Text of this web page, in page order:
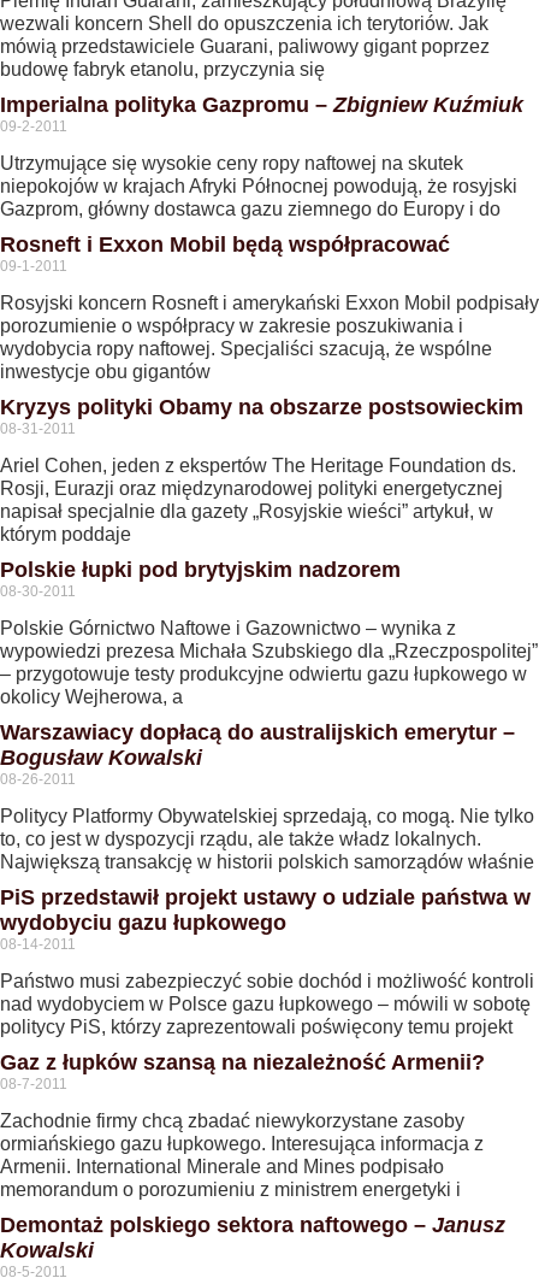
wezwali koncern Shell do opuszczenia ich terytoriów. Jak
mówią przedstawiciele Guarani, paliwowy gigant poprzez
budowę fabryk etanolu, przyczynia się
Imperialna polityka Gazpromu –Zbigniew Kuźmiuk
09-2-2011
Utrzymujące się wysokie ceny ropy naftowej na skutek
niepokojów w krajach Afryki Północnej powodują, że rosyjski
Gazprom, główny dostawca gazu ziemnego do Europy i do
Rosneft i Exxon Mobil będą współpracować
09-1-2011
Rosyjski koncern Rosneft i amerykański Exxon Mobil podpisały
porozumienie o współpracy w zakresie poszukiwania i
wydobycia ropy naftowej. Specjaliści szacują, że wspólne
inwestycje obu gigantów
Kryzys polityki Obamy na obszarze postsowieckim
08-31-2011
Ariel Cohen, jeden z ekspertów The Heritage Foundation ds.
Rosji, Eurazji oraz międzynarodowej polityki energetycznej
napisał specjalnie dla gazety „Rosyjskie wieści” artykuł, w
którym poddaje
Polskie łupki pod brytyjskim nadzorem
08-30-2011
Polskie Górnictwo Naftowe i Gazownictwo – wynika z
wypowiedzi prezesa Michała Szubskiego dla „Rzeczpospolitej”
– przygotowuje testy produkcyjne odwiertu gazu łupkowego w
okolicy Wejherowa, a
Warszawiacy dopłacą do australijskich emerytur –
Bogusław Kowalski
08-26-2011
Politycy Platformy Obywatelskiej sprzedają, co mogą. Nie tylko
to, co jest w dyspozycji rządu, ale także władz lokalnych.
Największą transakcję w historii polskich samorządów właśnie
PiS przedstawił projekt ustawy o udziale państwa w
wydobyciu gazu łupkowego
08-14-2011
Państwo musi zabezpieczyć sobie dochód i możliwość kontroli
nad wydobyciem w Polsce gazu łupkowego – mówili w sobotę
politycy PiS, którzy zaprezentowali poświęcony temu projekt
Gaz z łupków szansą na niezależność Armenii?
08-7-2011
Zachodnie firmy chcą zbadać niewykorzystane zasoby
ormiańskiego gazu łupkowego. Interesująca informacja z
Armenii. International Minerale and Mines podpisało
memorandum o porozumieniu z ministrem energetyki i
Demontaż polskiego sektora naftowego – Janusz
Kowalski
08-5-2011